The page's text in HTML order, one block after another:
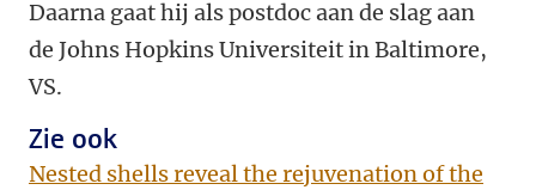
Daarna gaat hij als postdoc aan de slag aan
de Johns Hopkins Universiteit in Baltimore,
VS.
Zie ook
Nested shells reveal the rejuvenation of the